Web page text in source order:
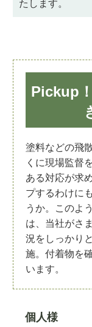
たします。
Pickup
塗料などの飛
くに現場監督
ある対応が求
プするわけに
うか。このよ
は、当社がさ
況をしっかり
施。付着物を
います。
個人様